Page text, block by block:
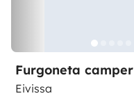
Furgoneta camper
Eivissa